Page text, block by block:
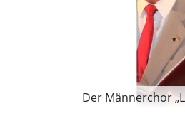
Der Männerchor